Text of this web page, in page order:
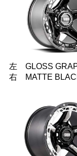
左 GLOSS
右 MATTE